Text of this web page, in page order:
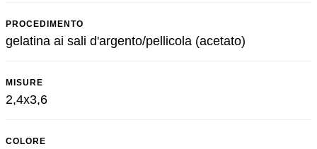
PROCEDIMENTO
gelatina ai sali d'argento/pellicola (acetato)
MISURE
2,4x3,6
COLORE